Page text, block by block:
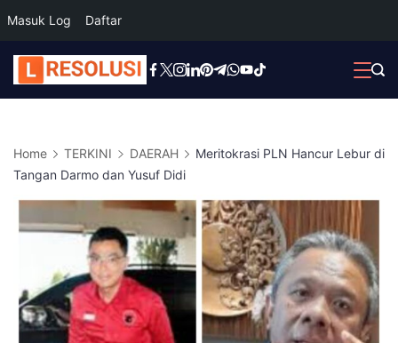
Masuk Log Daftar
Skip
to
Home TERKINI DAERAH
Meritokrasi PLN Hancur Lebur di
Tangan Darmo dan Yusuf Didi